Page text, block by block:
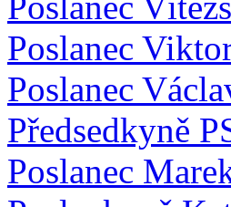
Poslanec
Poslanec
Předsedkyně
Poslanec